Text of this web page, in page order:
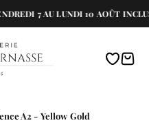
7 AU LUNDI 10 AOÛT
A2 - Yellow Gold